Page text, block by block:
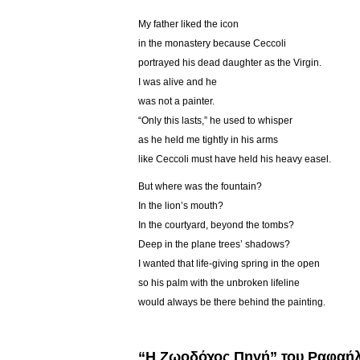
My father liked the icon
in the monastery because Ceccoli
portrayed his dead daughter as the Virgin.
I was alive and he
was not a painter.
“Only this lasts,” he used to whisper
as he held me tightly in his arms
like Ceccoli must have held his heavy easel.
But where was the fountain?
In the lion’s mouth?
In the courtyard, beyond the tombs?
Deep in the plane trees’ shadows?
I wanted that life-giving spring in the open
so his palm with the unbroken lifeline
would always be there behind the painting.
“Η Ζωοδόχος Πηγή” του